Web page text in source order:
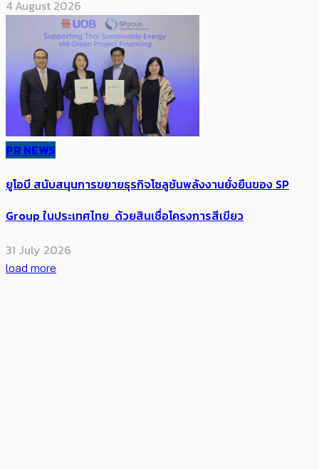
4 August 2026
PR NEWS
ยูโอบี สนับสนุนการขยายธุรกิจโซลูชันพลังงานยั่งยืนของ SP
Group ในประเทศไทย ด้วยสินเชื่อโครงการสีเขียว
31 July 2026
load more